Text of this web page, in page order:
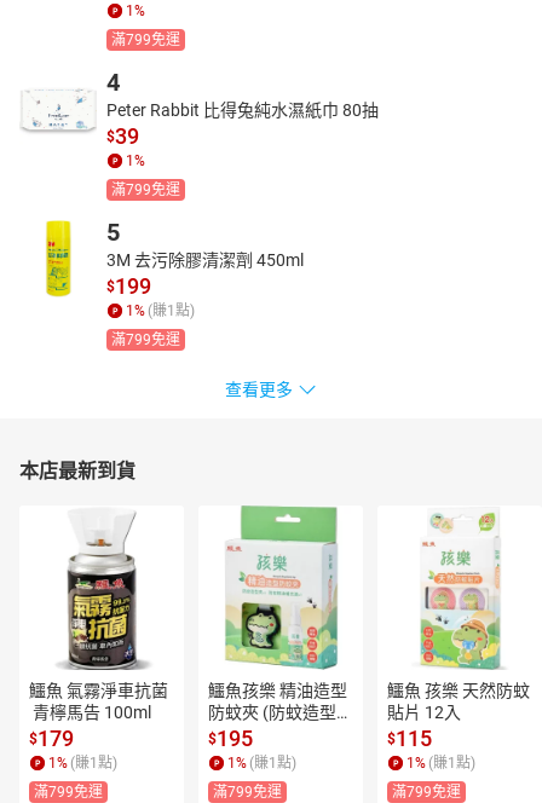
1 %
滿799免運
4
Peter Rabbit 比得兔純水濕紙巾 80抽
$39
1 %
滿799免運
5
3M 去污除膠清潔劑 450ml
$199
1 % (賺1 點)
滿799免運
查看更多
本店最新到貨
鱷魚 氣霧淨車抗菌
青檸馬告 100ml
$179
1 % (賺1 點)
滿799免運
鱷魚孩樂 精油造型
防蚊夾 (防蚊造型夾
1入+防蚊精油補充
液25ml)
$195
1 % (賺1 點)
滿799免運
鱷魚 孩樂 天然防蚊
貼片 12入
$115
1 % (賺1 點)
滿799免運